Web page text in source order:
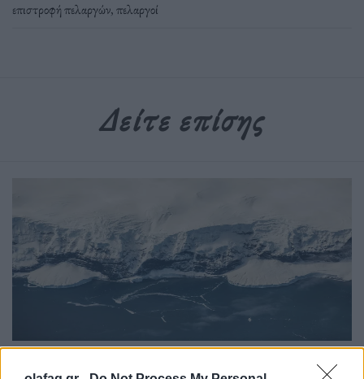
επιστροφή πελαργών,πελαργοί
Δείτε επίσης
Περιβάλλον